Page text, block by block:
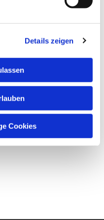
Details zeigen
Cookies